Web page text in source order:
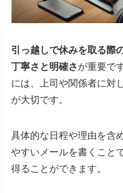
引っ越しで休みを取る際
丁寧さと明確さが重要で
には、上司や関係者に対
が大切です。
具体的な日程や理由を含
やすいメールを書くこと
得ることができます。